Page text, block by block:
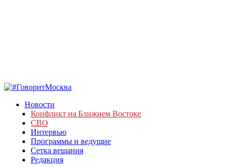
Новости
Конфликт на Ближнем Востоке
СВО
Интервью
Программы и ведущие
Сетка вещания
Редакция